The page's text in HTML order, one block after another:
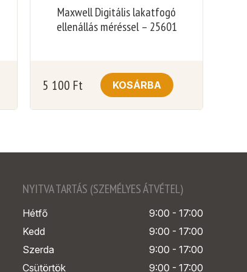
Maxwell Digitális lakatfogó
ellenállás méréssel – 25601
5 100 Ft KOSÁRBA
NYITVA TARTÁS (SZEMÉLYES ÁTVÉTEL)
Hétfő
9:00 - 17:00
Kedd
9:00 - 17:00
Szerda
9:00 - 17:00
Csütörtök
9:00 - 17:00